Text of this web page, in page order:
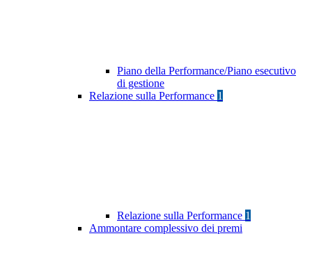
Piano della Performance/Piano esecutivo
di gestione
Relazione sulla Performance 1
Relazione sulla Performance 1
Ammontare complessivo dei premi